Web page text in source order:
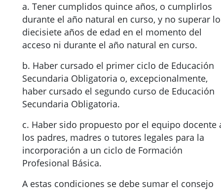
a. Tener cumplidos quince años, o cumplirlos
durante el año natural en curso, y no superar
diecisiete años de edad en el momento del
acceso ni durante el año natural en curso.
b. Haber cursado el primer ciclo de Educación
Secundaria Obligatoria o, excepcionalmente,
haber cursado el segundo curso de Educación
Secundaria Obligatoria.
c. Haber sido propuesto por el equipo docente
los padres, madres o tutores legales para la
incorporación a un ciclo de Formación
Profesional Básica.
A estas condiciones se debe sumar el consejo